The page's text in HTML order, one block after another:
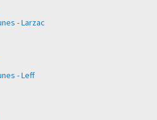
- Larzac
- Leff